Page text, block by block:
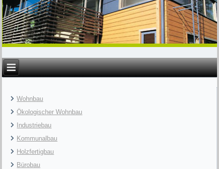
Wohnbau
Ökologischer Wohnbau
Industriebau
Kommunalbau
Holzfertigbau
Bürobau